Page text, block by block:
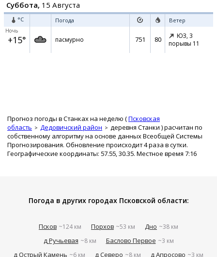
Суббота, 15 Августа
°C Погода Ветер
Ночь
+15° пасмурно 751 80 ЮЗ, 3
порывы 11
Прогноз погоды в Станках на неделю (Псковская
область
Дедовичский район деревня Станки ) расчитан по
собственному алгоритму на основе данных Всеобщей Системы
Прогнозирования. Обновление происходит 4 раза в сутки.
Географические координаты: 57.55, 30.35. Местное время 7:16
Погода в других городах Псковской области:
Псков ~124 км Порхов ~53 км Дно ~38 км
д Ручьевая ~8 км Баслово Первое ~3 км
д Острый Камень ~6 км д Северо ~8 км д Апросово ~3 км